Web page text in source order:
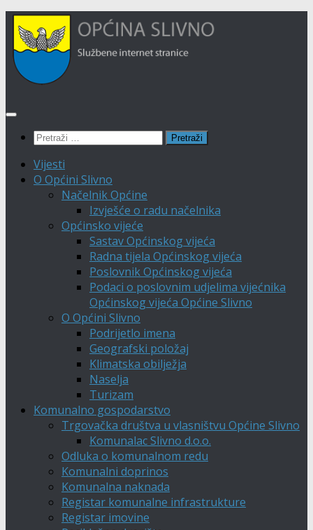
content
Skip
content
Pretraži:
Vijesti
O Općini Slivno
Načelnik Općine
Izvješće o radu načelnika
Općinsko vijeće
Sastav Općinskog vijeća
Radna tijela Općinskog vijeća
Poslovnik Općinskog vijeća
Podaci o poslovnim udjelima vijećnika
Općinskog vijeća Općine Slivno
O Općini Slivno
Podrijetlo imena
Geografski položaj
Klimatska obilježja
Naselja
Turizam
Komunalno gospodarstvo
Trgovačka društva u vlasništvu Općine Slivno
Komunalac Slivno d.o.o.
Odluka o komunalnom redu
Komunalni doprinos
Komunalna naknada
Registar komunalne infrastrukture
Registar imovine